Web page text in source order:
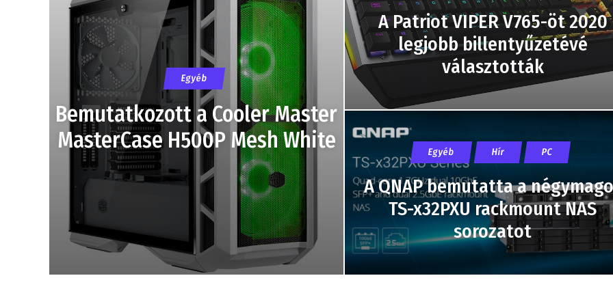
Egyéb
Bemutatkozott a Cooler Master
MasterCase H500P Mesh White
A Patriot VIPER V765-öt 2020
legjobb billentyűzetévé
választották
Egyéb Hír PC
A QNAP bemutatta a
TS-x32PXU rackmount NAS
sorozatot